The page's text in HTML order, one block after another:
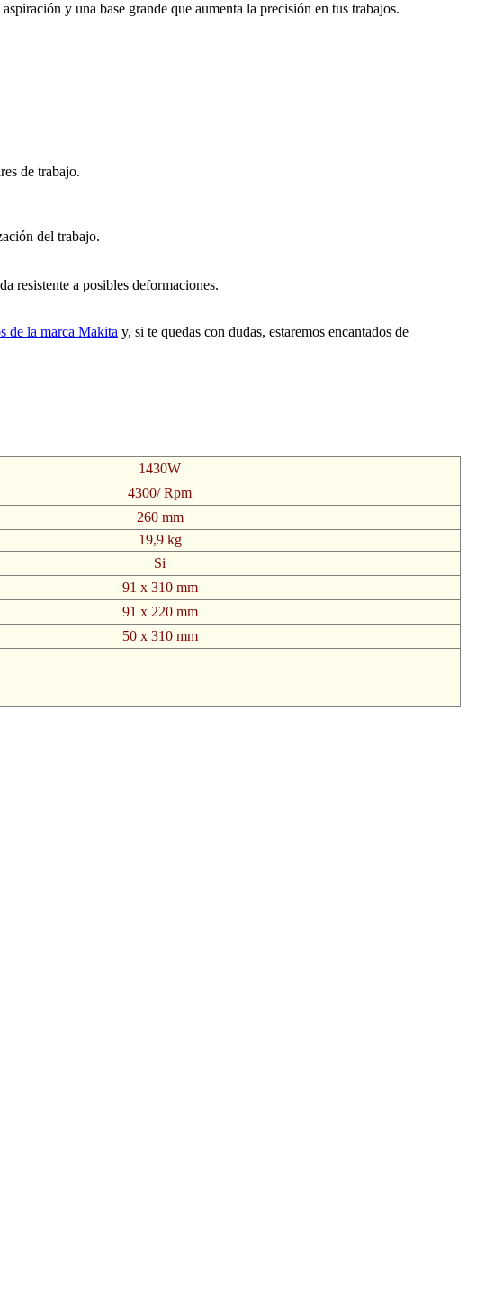
y una base grande que aumenta la precisión en tus trabajos.
de trabajo.
del trabajo.
resistente a posibles deformaciones.
de la marca Makita y, si te quedas con dudas, estaremos encantados de
1430W
4300/ Rpm
260 mm
19,9 kg
Si
91 x 310 mm
91 x 220 mm
50 x 310 mm